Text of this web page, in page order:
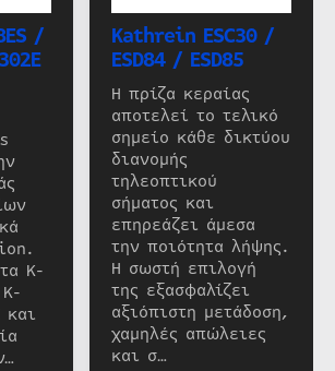
/
K-
και
Kathrein ESC30 /
ESD84 / ESD85
Η πρίζα κεραίας
αποτελεί το τελικό
σημείο κάθε δικτύου
διανομής
τηλεοπτικού
σήματος και
επηρεάζει άμεσα
την ποιότητα λήψης.
Η σωστή επιλογή
της εξασφαλίζει
αξιόπιστη μετάδοση,
χαμηλές απώλειες
και σ…